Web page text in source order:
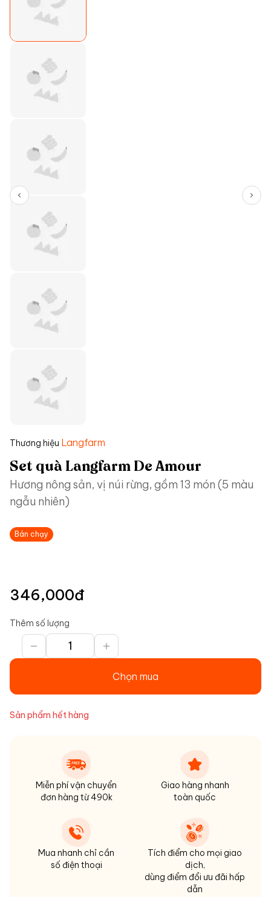
Thương hiệu Langfarm
Set quà Langfarm De Amour
Hương nông sản, vị núi rừng, gồm 13 món (5 màu
ngẫu nhiên)
Bán chạy
346,000đ
Thêm số lượng
Chọn mua
Sản phẩm hết hàng
Miễn phí vận chuyển
đơn hàng từ 490k
Giao hàng nhanh
toàn quốc
Mua nhanh chỉ cần
số điện thoại
Tích điểm cho mọi giao
dịch,
dùng điểm đổi ưu đãi hấp
dẫn